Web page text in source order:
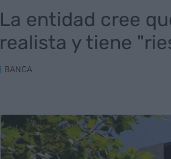
La entidad cree
realista y tiene
BANCA